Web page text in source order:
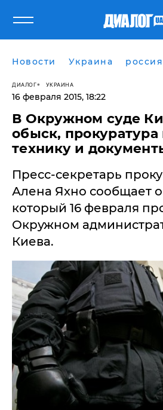
Новости Украина россия
ДИАЛОГ УКРАИНА
16 февраля 2015, 18:22
В Окружном суде
обыск,
технику и
Пресс-секретарь
Алена Яхно сообщает
который 16 февраля
Окружном
Киева.